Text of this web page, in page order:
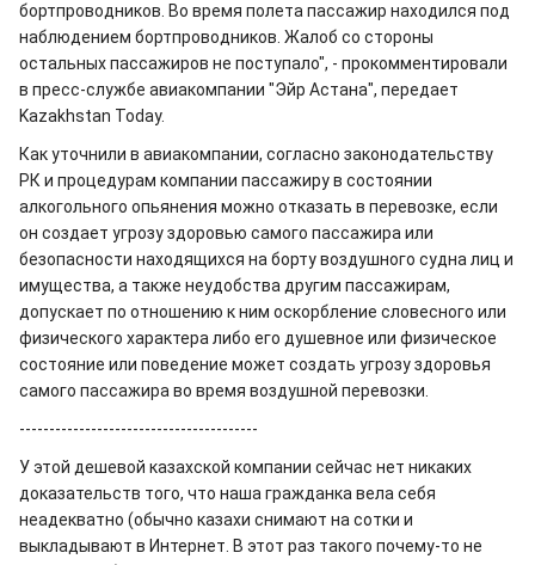
бортпроводников. Во время полета пассажир находился под
наблюдением бортпроводников. Жалоб со стороны
остальных пассажиров не поступало", - прокомментировали
в пресс-службе авиакомпании "Эйр Астана", передает
Kazakhstan Today.
Как уточнили в авиакомпании, согласно законодательству
РК и процедурам компании пассажиру в состоянии
алкогольного опьянения можно отказать в перевозке, если
он создает угрозу здоровью самого пассажира или
безопасности находящихся на борту воздушного судна лиц и
имущества, а также неудобства другим пассажирам,
допускает по отношению к ним оскорбление словесного или
физического характера либо его душевное или физическое
состояние или поведение может создать угрозу здоровья
самого пассажира во время воздушной перевозки.
----------------------------------------
У этой дешевой казахской компании сейчас нет никаких
доказательств того, что наша гражданка вела себя
неадекватно (обычно казахи снимают на сотки и
выкладывают в Интернет. В этот раз такого почему-то не